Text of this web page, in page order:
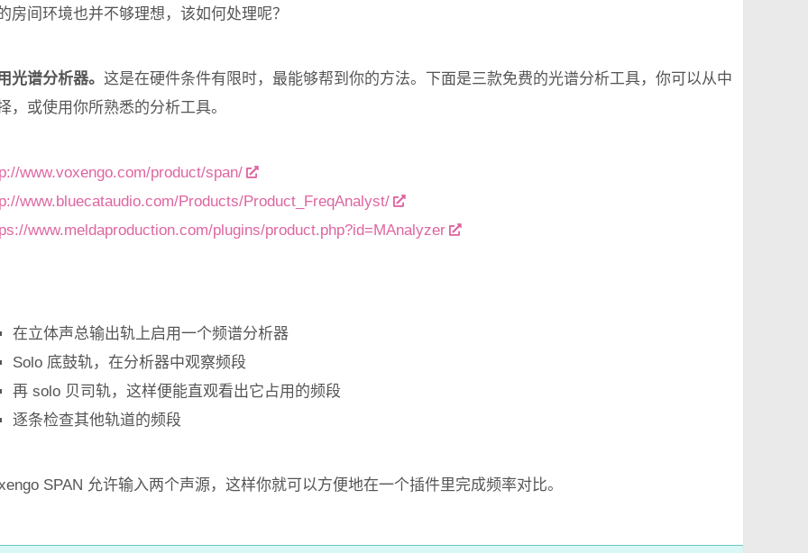
房间环境也并不够理想，该如何处理呢？
光谱分析器。 这是在硬件条件有限时，最能够帮到你的方法。下面是三款免费的光谱分析工具，你可以从中
，或使用你所熟悉的分析工具。
www.voxengo.com/product/span/
www.bluecataudio.com/Products/Product_FreqAnalyst/
www.meldaproduction.com/plugins/product.php?id=MAnalyzer
在立体声总输出轨上启用一个频谱分析器
Solo 底鼓轨，在分析器中观察频段
再 solo 贝司轨，这样便能直观看出它占用的频段
逐条检查其他轨道的频段
SPAN 允许输入两个声源，这样你就可以方便地在一个插件里完成频率对比。